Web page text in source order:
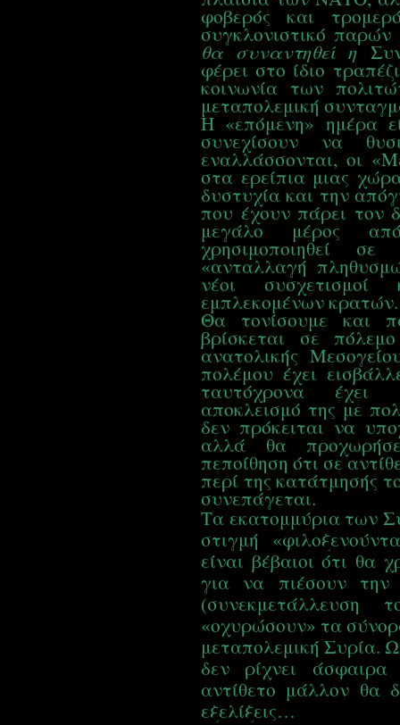
φοβερός και
συγκλονιστικό
θα συναντηθεί η
φέρει στο ίδιο
κοινωνία των
μεταπολεμική
Η «επόμενη» ημέρα
συνεχίσουν να
εναλλάσσονται, οι
στα ερείπια μιας
δυστυχία και την
που έχουν πάρει τον
μεγάλο μέρος
χρησιμοποιηθεί σε
«ανταλλαγή
νέοι
εμπλεκομένων κρατών.
Θα τονίσουμε και
βρίσκεται σε
ανατολικής
πολέμου έχει
ταυτόχρονα έχει
αποκλεισμό της με
δεν πρόκειται να
αλλά θα
πεποίθηση ότι σε
περί της κατάτμησής
συνεπάγεται.
Τα εκατομμύρια των
στιγμή
είναι βέβαιοι ότι θα
για να πιέσουν την
«οχυρώσουν» τα
μεταπολεμική Συρία.
δεν ρίχνει
αντίθετο μάλλον θα
εξελίξεις…